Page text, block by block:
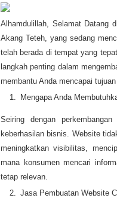
Alhamdulillah, Selamat Datang
Akang Teteh, yang sedang
telah berada di tempat yang
langkah penting dalam
membantu Anda mencapai tujuan
Mengapa Anda
Seiring dengan
keberhasilan bisnis. Website
meningkatkan visibilitas,
mana konsumen mencari
tetap relevan.
Jasa Pembuatan Website